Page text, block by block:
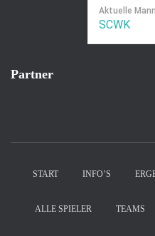
Aktuelle
SCWK
Partner
START INFO’S
ALLE SPIELER TEAMS